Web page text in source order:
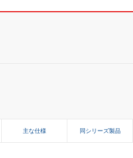
主な仕様 同シリーズ製品